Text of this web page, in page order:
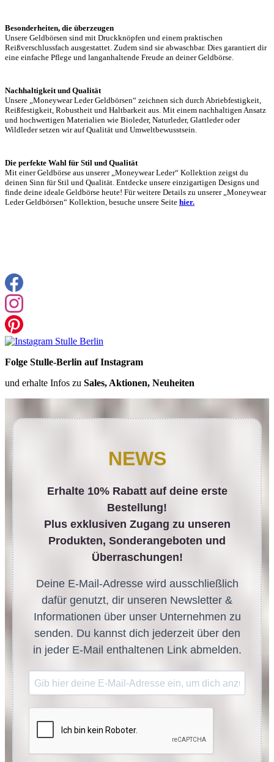
Besonderheiten, die überzeugen
Unsere Geldbörsen sind mit Druckknöpfen und einem praktischen
Reißverschlussfach ausgestattet. Zudem sind sie abwaschbar. Dies garantiert dir
eine einfache Pflege und langanhaltende Freude an deiner Geldbörse.
Nachhaltigkeit und Qualität
Unsere „Moneywear Leder Geldbörsen“ zeichnen sich durch Abriebfestigkeit,
Reißfestigkeit, Robustheit und Haltbarkeit aus. Mit einem nachhaltigen Ansatz
und hochwertigen Materialien wie Bioleder, Naturleder, Glattleder oder
Wildleder setzen wir auf Qualität und Umweltbewusstsein.
Die perfekte Wahl für Stil und Qualität
Mit einer Geldbörse aus unserer „Moneywear Leder“ Kollektion zeigst du
deinen Sinn für Stil und Qualität. Entdecke unsere einzigartigen Designs und
finde deine ideale Geldbörse heute! Für weitere Details zu unserer „Moneywear
Leder Geldbörsen“ Kollektion, besuche unsere Seite hier.
Folge Stulle-Berlin auf Instagram
und erhalte Infos zu Sales, Aktionen, Neuheiten
NEWS
Erhalte 10% Rabatt auf deine erste
Bestellung!
Plus exklusiven Zugang zu unseren
Produkten, Sonderangeboten und
Überraschungen!
Deine E-Mail-Adresse wird ausschließlich
dafür genutzt, dir unseren Newsletter &
Informationen über unser Unternehmen zu
senden. Du kannst dich jederzeit über den
in jeder E-Mail enthaltenen Link abmelden.